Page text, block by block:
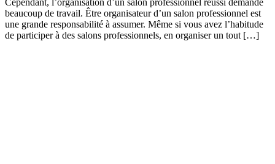
beaucoup de travail. Être organisateur d’un salon professionnel est
une grande responsabilité à assumer. Même si vous avez l’habitude
de participer à des salons professionnels, en organiser un tout […]